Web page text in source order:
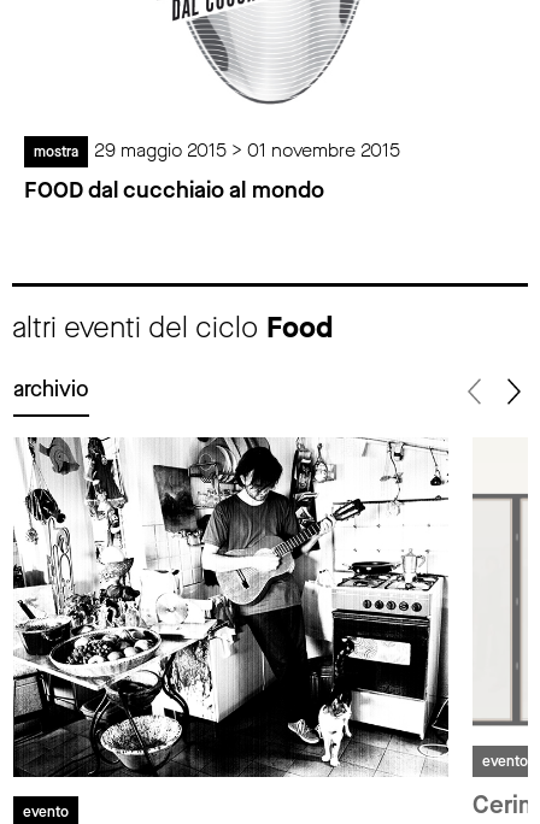
mostra 29 maggio 2015 > 01 novembre 2015
FOOD dal cucchiaio al mondo
altri eventi del ciclo Food
archivio
evento
evento